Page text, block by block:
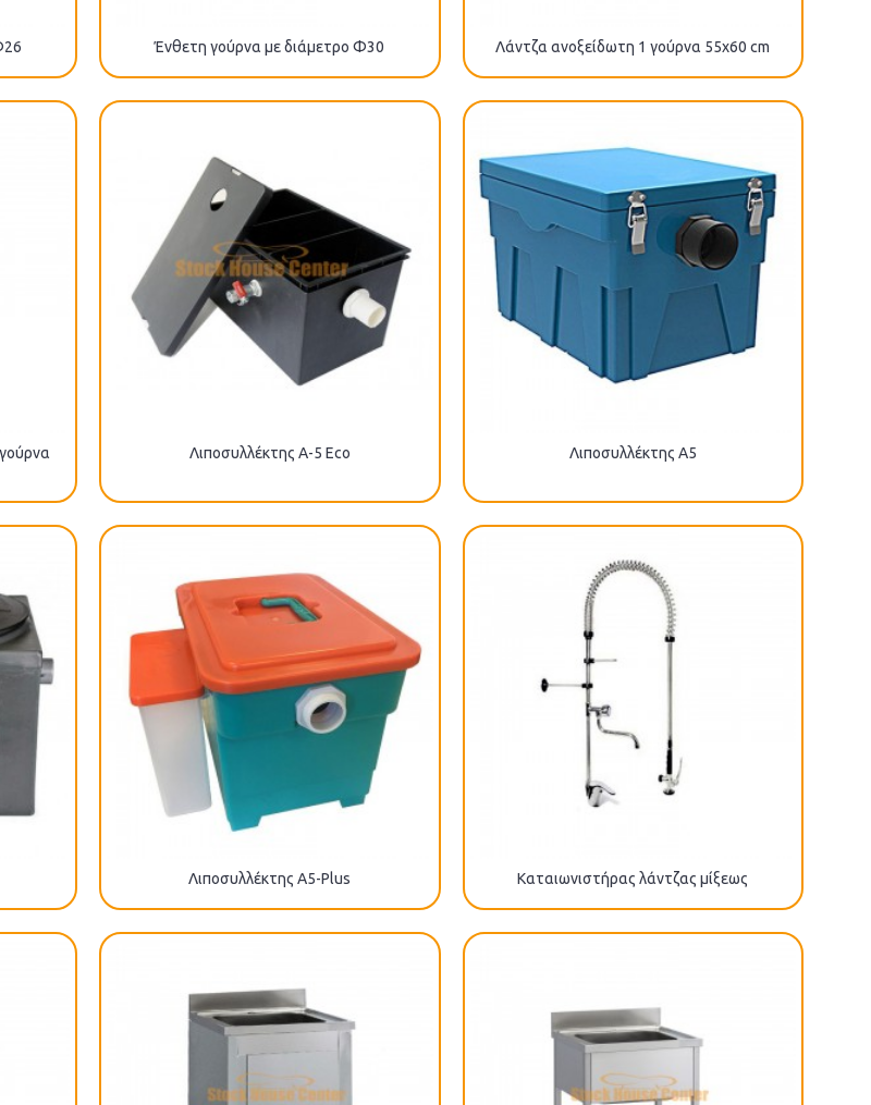
Ένθετη γούρνα με διάμετρο Φ30 Λάντζα ανοξείδωτη 1 γούρνα 55x60 cm
Λιποσυλλέκτης A-5 Eco Λιποσυλλέκτης A5
Λιποσυλλέκτης Α5-Plus Καταιωνιστήρας λάντζας μίξεως